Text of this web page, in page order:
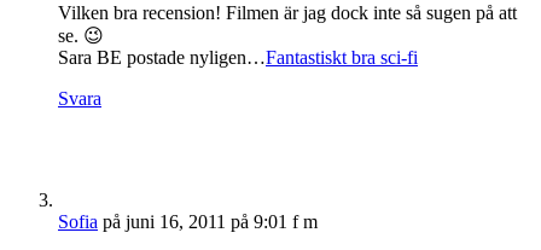
Vilken bra recension! Filmen är jag dock inte så sugen på att
se. 😉
Sara BE postade nyligen…Fantastiskt bra sci-fi
Svara
Sofia på juni 16, 2011 på 9:01 f m